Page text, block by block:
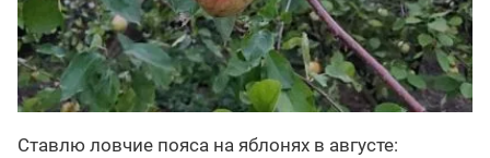
Ставлю ловчие пояса на яблонях в августе: